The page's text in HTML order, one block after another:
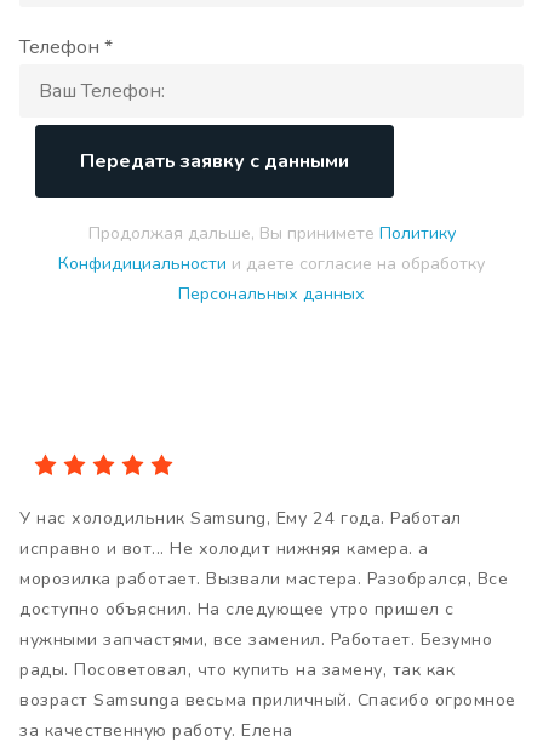
Телефон *
Передать заявку с данными
Продолжая дальше, Вы принимете Политику
Конфидициальности и даете согласие на обработку
Персональных данных
У нас холодильник Samsung, Ему 24 года. Работал
исправно и вот... Не холодит нижняя камера. а
морозилка работает. Вызвали мастера. Разобрался, Все
доступно объяснил. На следующее утро пришел с
нужными запчастями, все заменил. Работает. Безумно
рады. Посоветовал, что купить на замену, так как
возраст Samsungа весьма приличный. Спасибо огромное
за качественную работу. Елена